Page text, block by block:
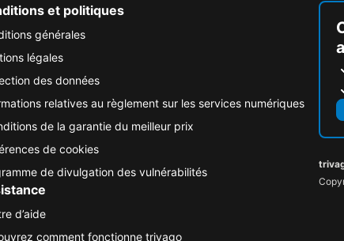
et politiques
générales
légales
des données
relatives au règlement sur les services numériques
de la garantie du meilleur prix
de cookies
de divulgation des vulnérabilités
d’aide
comment fonctionne trivago